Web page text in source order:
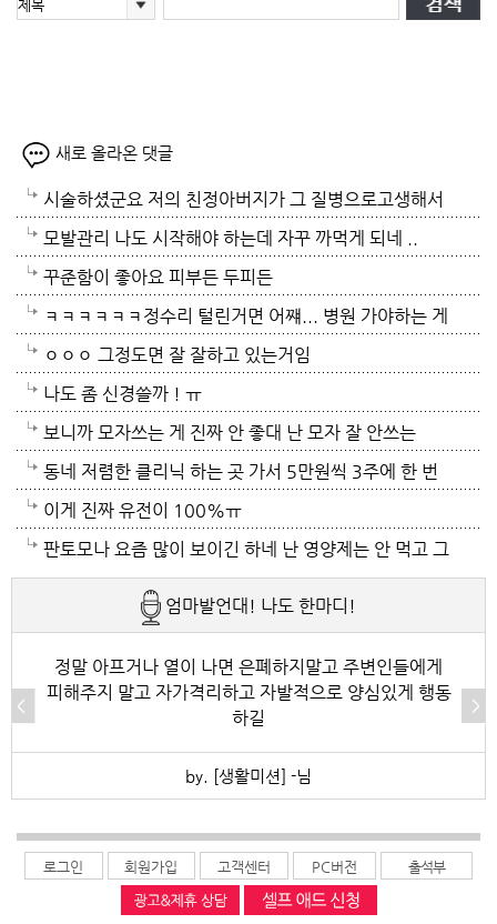
새로 올라온 댓글
시술하셨군요 저의 친정아버지가 그 질병으로고생해서
저도 좀 압니다 남자들이 나이먹음 잘 걸리는병이죠 여
자들이 방광염에 자주 걸리듯이 그병도 재발이 잦은편
이여서 조심하셔야 할거에요 남편분 술 좋아하시나요
보통 술많이 드시는분이 오는 질병인데 저의 아버지가
술고래였거든요
모발관리 나도 시작해야 하는데 자꾸 까먹게 되네 ..
꾸준함이 좋아요 피부든 두피든
ㅋㅋㅋㅋㅋㅋ정수리 털린거면 어쨰... 병원 가야하는 게
아닌지..
ㅇㅇㅇ 그정도면 잘 잘하고 있는거임
나도 좀 신경쓸까 ! ㅠ
보니까 모자쓰는 게 진짜 안 좋대 난 모자 잘 안쓰는
중... 캡모자 특히
동네 저렴한 클리닉 하는 곳 가서 5만원씩 3주에 한 번
씩 가는것도 좋아~~
이게 진짜 유전이 100%ㅠ
판토모나 요즘 많이 보이긴 하네 난 영양제는 안 먹고 그
냥 샴푸만 좋은 거 쓰는데 에반가
엄마발언대! 나도 한마디!
정말 아프거나 열이 나면 은폐하지말고 주변인들에게
피해주지 말고 자가격리하고 자발적으로 양심있게 행동
하길
by. [생활미션] -님
로그인 회원가입 고객센터 PC버전 출석부